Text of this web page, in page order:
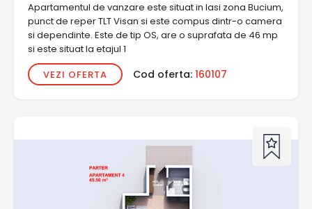
Apartamentul de vanzare este situat in Iasi zona Bucium,
punct de reper TLT Visan si este compus dintr-o camera
si dependinte. Este de tip OS, are o suprafata de 46 mp
si este situat la etajul 1
VEZI OFERTA
Cod oferta: 160107